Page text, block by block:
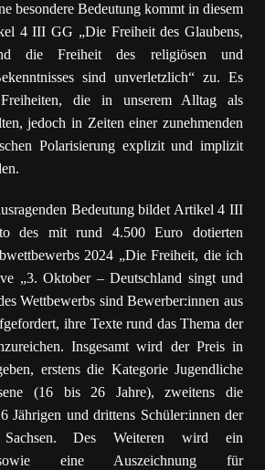
besondere Bedeutung kommt in diesem
4 III GG „Die Freiheit des Glaubens,
die Freiheit des religiösen und
sind unverletzlich“ zu. Es
die in unserem Alltag als
jedoch in Zeiten einer zunehmenden
Polarisierung explizit und implizit
Bedeutung bildet Artikel 4 III
des mit rund 4.500 Euro dotierten
2024 „Die Freiheit, die ich
„3. Oktober – Deutschland singt und
Wettbewerbs sind Bewerber:innen aus
ihre Texte rund das Thema der
Insgesamt wird der Preis in
erstens die Kategorie Jugendliche
(16 bis 26 Jahre), zweitens die
Jährigen und drittens Schüler:innen der
Sachsen. Des Weiteren wird ein
sowie eine Auszeichnung für